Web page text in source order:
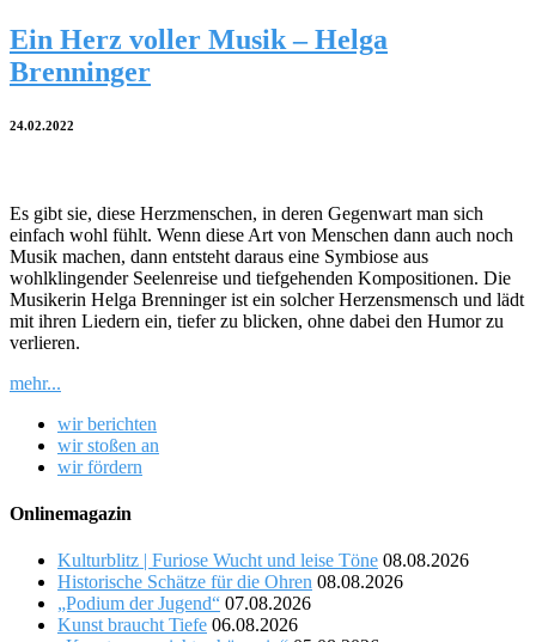
Ein Herz voller Musik – Helga
Brenninger
24.02.2022
Es gibt sie, diese Herzmenschen, in deren Gegenwart man sich
einfach wohl fühlt. Wenn diese Art von Menschen dann auch noch
Musik machen, dann entsteht daraus eine Symbiose aus
wohlklingender Seelenreise und tiefgehenden Kompositionen. Die
Musikerin Helga Brenninger ist ein solcher Herzensmensch und lädt
mit ihren Liedern ein, tiefer zu blicken, ohne dabei den Humor zu
verlieren.
mehr...
wir berichten
wir stoßen an
wir fördern
Onlinemagazin
Kulturblitz | Furiose Wucht und leise Töne 08.08.2026
Historische Schätze für die Ohren 08.08.2026
„Podium der Jugend“ 07.08.2026
Kunst braucht Tiefe 06.08.2026